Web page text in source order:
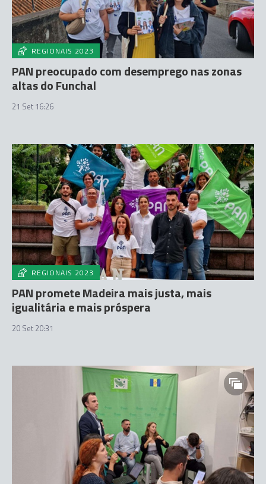
REGIONAIS 2023
PAN preocupado com desemprego nas zonas
altas do Funchal
21 Set 16:26
REGIONAIS 2023
PAN promete Madeira mais justa, mais
igualitária e mais próspera
20 Set 20:31